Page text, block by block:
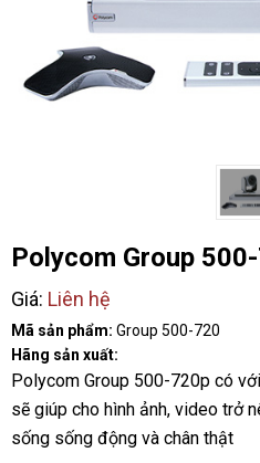
Polycom Group
Giá: Liên hệ
Mã sản phẩm: Group 500-720
Hãng sản xuất:
Polycom Group 500-720p có
sẽ giúp cho hình ảnh, video trở
sống sống động và chân thật